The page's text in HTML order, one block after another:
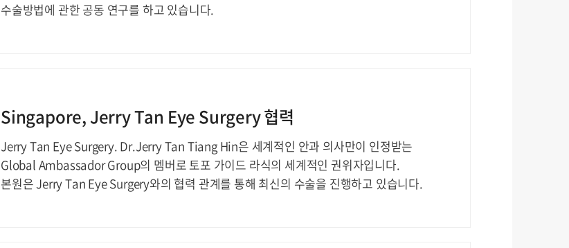
수술방법에 관한 공동 연구를 하고 있습니다.
Singapore, Jerry Tan Eye Surgery 협력
Jerry Tan Eye Surgery. Dr.Jerry Tan Tiang Hin은 세계적인 안과 의사만이 인정받는
Global Ambassador Group의 멤버로 토포 가이드 라식의 세계적인 권위자입니다.
본원은 Jerry Tan Eye Surgery와의 협력 관계를 통해 최신의 수술을 진행하고 있습니다.